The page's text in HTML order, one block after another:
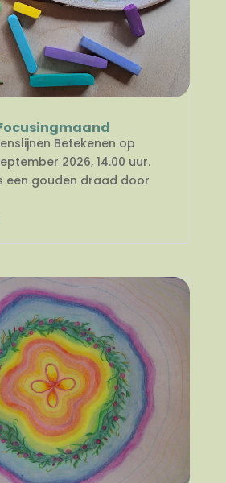
Betekenen op
2026, 14.00 uur.
een gouden draad door